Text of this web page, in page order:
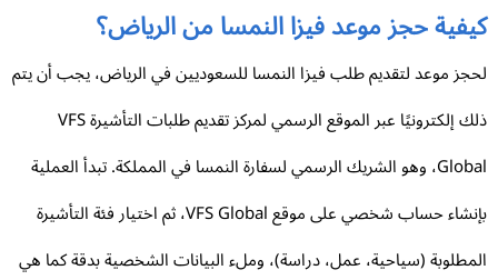
حجز موعد فيزا النمسا من الرياض؟
موعد لتقديم طلب فيزا النمسا للسعوديين في الرياض، يجب أن يتم
ذلك إلكترونيًا عبر الموقع الرسمي لمركز تقديم طلبات التأشيرة VFS
Global، وهو الشريك الرسمي لسفارة النمسا في المملكة. تبدأ العملية
بإنشاء حساب شخصي على موقع VFS Global، ثم اختيار فئة التأشيرة
(سياحية، عمل، دراسة)، وملء البيانات الشخصية بدقة كما هي